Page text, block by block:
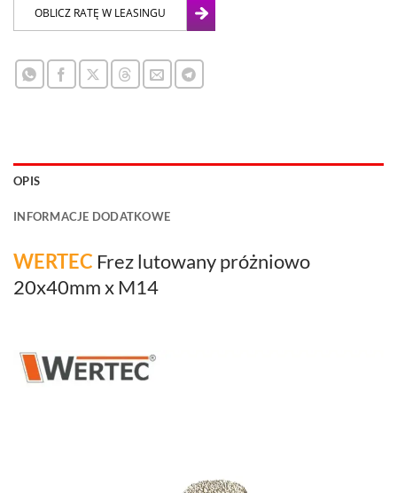
OPIS
INFORMACJE DODATKOWE
WERTEC Frez lutowany próżniowo
20x40mm x M14